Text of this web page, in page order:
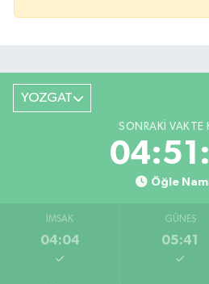
YOZGAT
SONRAKI VAKTE
Öğle
İMSAK
04:04
GÜNEŞ
05:41